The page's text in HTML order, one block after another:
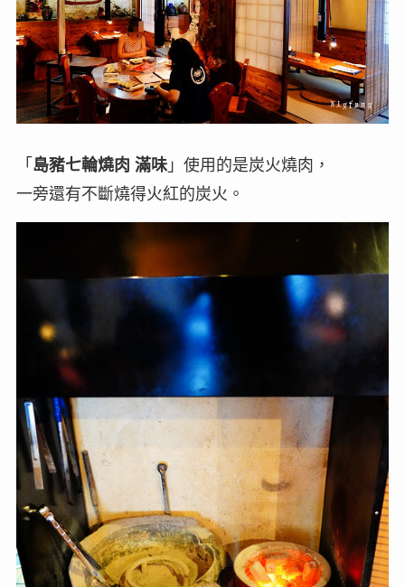
「 島豬七輪燒肉 滿味」使用的是炭火燒肉，
一旁還有不斷燒得火紅的炭火。